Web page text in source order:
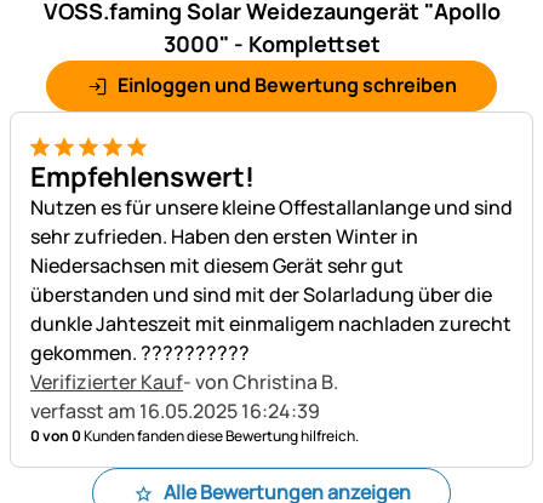
VOSS.faming Solar Weidezaungerät "Apollo
3000" - Komplettset
Einloggen und Bewertung schreiben
5 von 5
Empfehlenswert!
Nutzen es für unsere kleine Offestallanlange und sind
sehr zufrieden. Haben den ersten Winter in
Niedersachsen mit diesem Gerät sehr gut
überstanden und sind mit der Solarladung über die
dunkle Jahteszeit mit einmaligem nachladen zurecht
gekommen. ??????????
Verifizierter Kauf- von Christina B.
verfasst am 16.05.2025 16:24:39
0 von 0Kunden fanden diese Bewertung hilfreich.
Alle Bewertungen anzeigen